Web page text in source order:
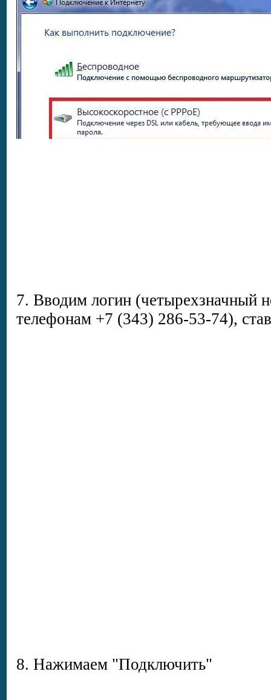
7. Вводим логин (четырехзначный
телефонам +7 (343) 286-53-74),
8. Нажимаем "Подключить"